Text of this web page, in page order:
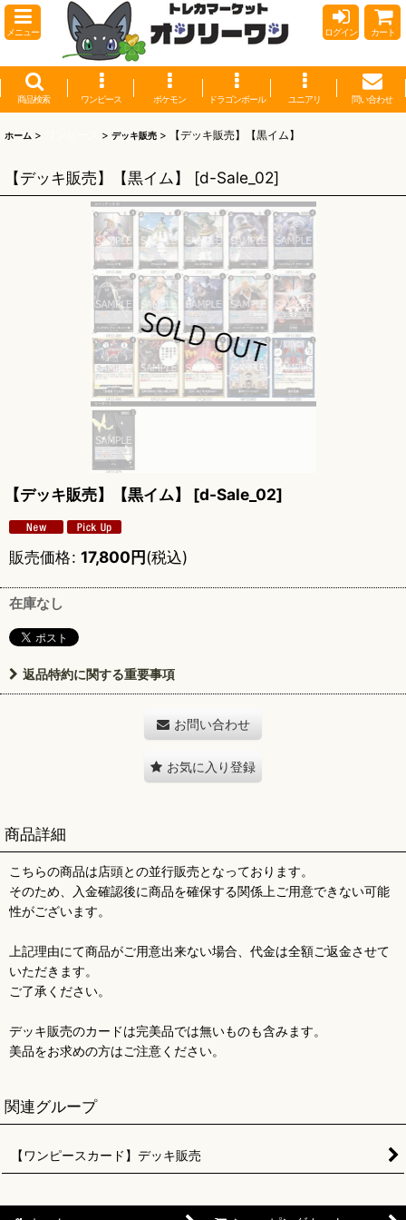
メニュー ログイン カート
商品検索 ワンピース ポケモン ドラゴンボール ユニアリ 問い合わせ
ホーム > > デッキ販売 > 【デッキ販売】【黒イム】
【デッキ販売】【黒イム】 [d-Sale_02]
【デッキ販売】【黒イム】 [d-Sale_02]
販売価格: 17,800円(税込)
在庫なし
返品特約に関する重要事項
お問い合わせ
お気に入り登録
商品詳細
こちらの商品は店頭との並行販売となっております。
そのため、入金確認後に商品を確保する関係上ご用意できない可能
性がございます。
上記理由にて商品がご用意出来ない場合、代金は全額ご返金させて
いただきます。
ご了承ください。
デッキ販売のカードは完美品では無いものも含みます。
美品をお求めの方はご注意ください。
関連グループ
【ワンピースカード】デッキ販売